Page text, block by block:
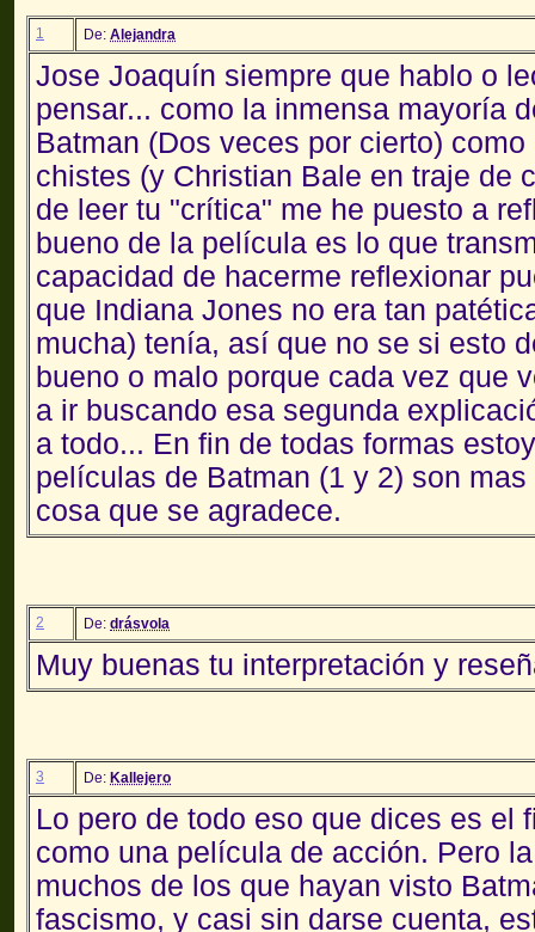
1 De: Alejandra
Jose Joaquín siempre que hablo o
pensar... como la inmensa mayoría
Batman (Dos veces por cierto)
chistes (y Christian Bale en traje de
de leer tu "crítica" me he puesto a
bueno de la película es lo que
capacidad de hacerme reflexionar
que Indiana Jones no era tan
mucha) tenía, así que no se si esto
bueno o malo porque cada vez que
a ir buscando esa segunda
a todo... En fin de todas formas
películas de Batman (1 y 2) son
cosa que se agradece.
2 De: drásvola
Muy buenas tu interpretación y
3 De: Kallejero
Lo pero de todo eso que dices es el
como una película de acción. Pero
muchos de los que hayan visto
fascismo, y casi sin darse cuenta,